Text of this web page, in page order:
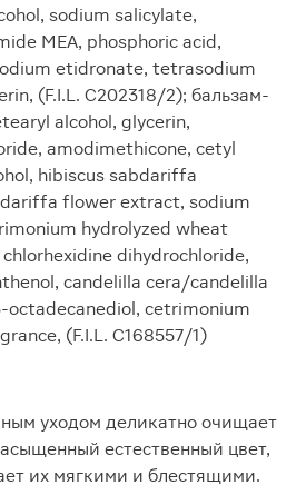
sodium salicylate,
MEA, phosphoric acid,
etidronate, tetrasodium
(F.I.L. C202318/2); бальзам-
alcohol, glycerin,
amodimethicone, cetyl
hibiscus sabdariffa
flower extract, sodium
hydrolyzed wheat
dihydrochloride,
candelilla cera/candelilla
octadecanediol, cetrimonium
(F.I.L. C168557/1)
уходом деликатно очищает
естественный цвет,
их мягкими и блестящими.